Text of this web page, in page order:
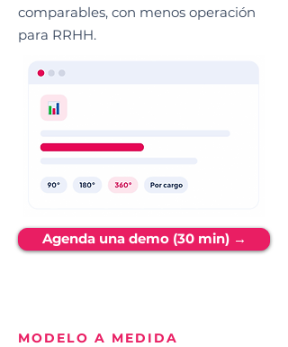
comparables, con menos operación
para RRHH.
Agenda una demo (30 min) →
MODELO A MEDIDA